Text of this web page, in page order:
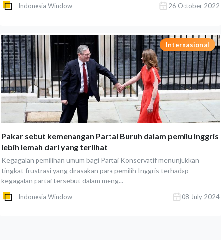
Indonesia Window 26 October 2022
Internasional
Pakar sebut kemenangan Partai Buruh dalam pemilu Inggris
lebih lemah dari yang terlihat
Kegagalan pemilihan umum bagi Partai Konservatif menunjukkan
tingkat frustrasi yang dirasakan para pemilih Inggris terhadap
kegagalan partai tersebut dalam meng...
Indonesia Window 08 July 2024